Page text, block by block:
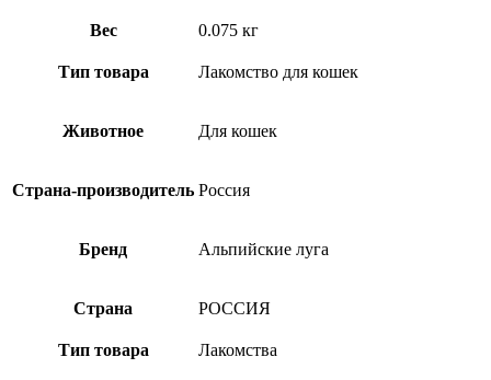
Вес 0.075 кг
Тип товара Лакомство для кошек
Животное Для кошек
Страна-производитель Россия
Бренд Альпийские луга
Страна РОССИЯ
Тип товара Лакомства